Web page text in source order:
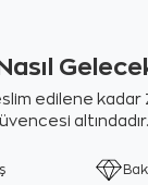
edilene kadar
altındadır.